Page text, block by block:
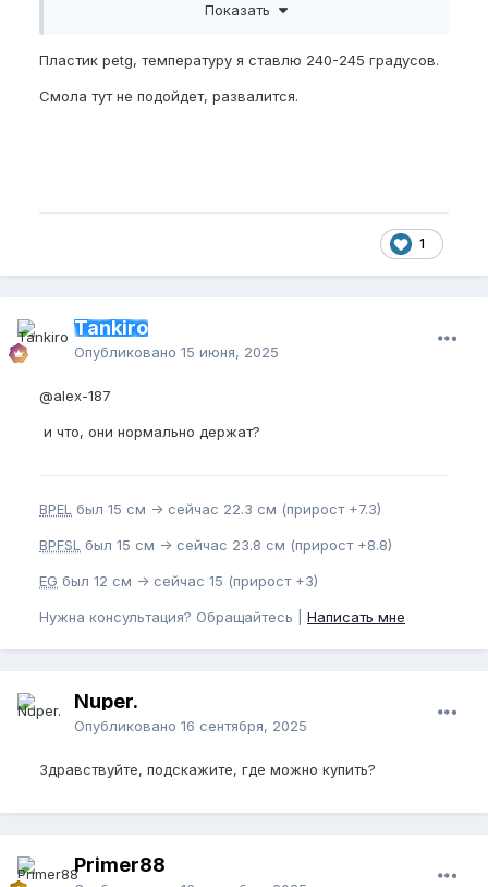
такая как я привык для печати в воске, но "на
Показать
Пластик petg, температуру я ставлю 240-245 градусов.
Смола тут не подойдет, развалится.
1
Tankiro
Опубликовано 15 июня, 2025
@alex-187
и что, они нормально держат?
BPEL был 15 см -> сейчас 22.3 см (прирост +7.3)
BPFSL был 15 см -> сейчас 23.8 см (прирост +8.8)
EG был 12 см -> сейчас 15 (прирост +3)
Нужна консультация? Обращайтесь | Написать мне
Nuper.
Опубликовано 16 сентября, 2025
Здравствуйте, подскажите, где можно купить?
Primer88